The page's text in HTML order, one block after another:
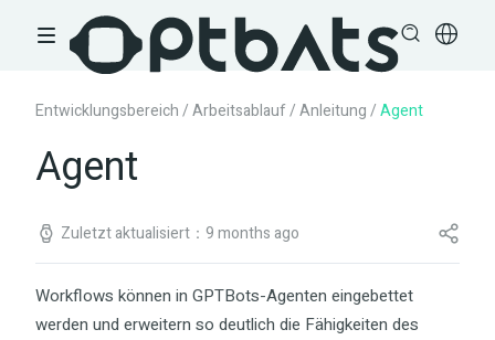
Entwicklungsbereich/Arbeitsablauf/Anleitung/Agent
Agent
Zuletzt aktualisiert：9 months ago
Workflows können in GPTBots-Agenten eingebettet
werden und erweitern so deutlich die Fähigkeiten des